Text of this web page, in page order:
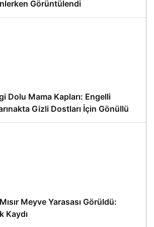
Görüntülendi
Dolu Mama Kapları: Engelli
Gizli Dostları İçin Gönüllü
Meyve Yarasası Görüldü:
Kaydı